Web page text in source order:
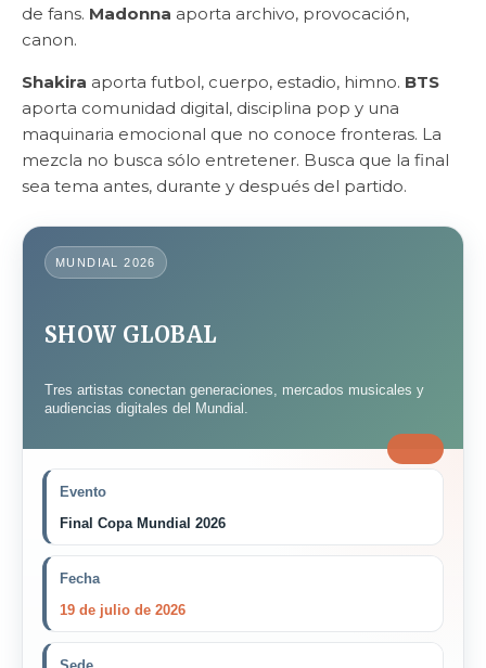
de fans. Madonna aporta archivo, provocación,
canon.
Shakira aporta futbol, cuerpo, estadio, himno. BTS
aporta comunidad digital, disciplina pop y una
maquinaria emocional que no conoce fronteras. La
mezcla no busca sólo entretener. Busca que la final
sea tema antes, durante y después del partido.
MUNDIAL 2026
SHOW GLOBAL
Tres artistas conectan generaciones, mercados musicales y
audiencias digitales del Mundial.
Evento
Final Copa Mundial 2026
Fecha
19 de julio de 2026